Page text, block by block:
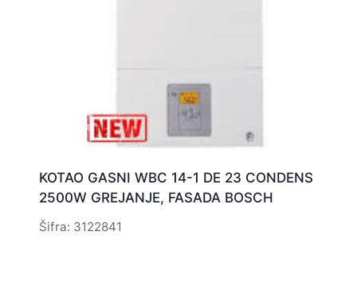
KOTAO GASNI WBC 14-1 DE 23 CONDENS
2500W GREJANJE, FASADA BOSCH
Šifra: 3122841